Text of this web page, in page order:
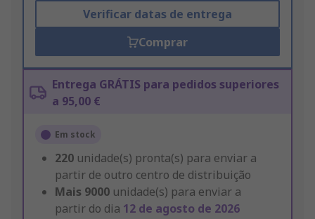
Verificar datas de entrega
Comprar
Entrega GRÁTIS para pedidos superiores
a 95,00 €
Em stock
220 unidade(s) pronta(s) para enviar a
partir de outro centro de distribuição
Mais 9000 unidade(s) para enviar a
partir do dia 12 de agosto de 2026